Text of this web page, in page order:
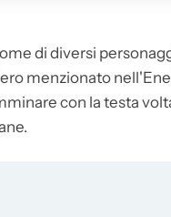
di diversi
menzionato
con la testa